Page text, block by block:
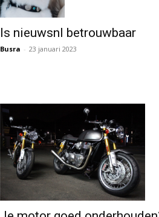
Is nieuwsnl betrouwbaar
Busra - 23 januari 2023